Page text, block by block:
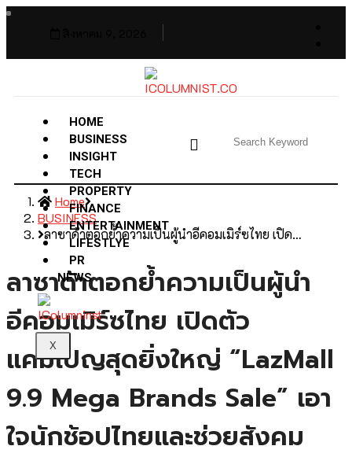
HOME
BUSINESS
INSIGHT
TECH
PROPERTY
FINANCE
ENTERTAINMENT
LIFESTLYE
PR
NEWS
X
Home
BUSINESS
ลาซาด้าตอกย้ำความเป็นผู้นำอีคอมเมิร์ซไทย เปิด…
ลาซาด้าตอกย้ำความเป็นผู้นำ
อีคอมเมิร์ซไทย เปิดตัว
แคมเปญสุดยิ่งใหญ่ “LazMall
9.9 Mega Brands Sale” เอา
ใจนักช้อปไทยและช่วยสังคม